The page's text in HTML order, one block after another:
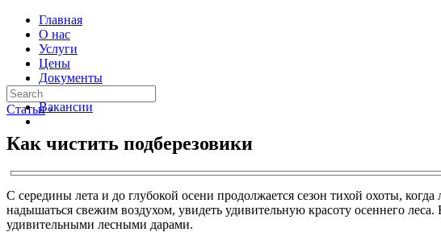
Главная
О нас
Услуги
Цены
Документы
Контакты
Вакансии
Статьи ›
Как чистить подберезовики
С середины лета и до глубокой осени продолжается сезон тихой охоты,
надышаться свежим воздухом, увидеть удивительную красоту осеннего
удивительными лесными дарами.